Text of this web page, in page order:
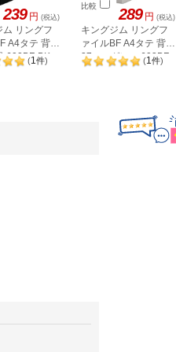
239 円 (税込)
ム リングフ
A4タテ 背幅
602BF-BK
(1件)
比較 289 円 (税込)
キングジム リングフ
ァイルBF A4タテ 背幅
37mm グレー 603BF-
GY
(1件)